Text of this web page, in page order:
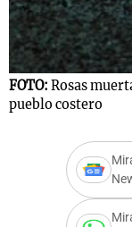
FOTO: Rosas
pueblo costero